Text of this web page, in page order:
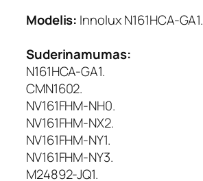
k
a
n
a
s
1
6
.
1
"
Modelis: Innolux N161HCA-GA1.
Suderinamumas:
N161HCA-GA1.
CMN1602.
NV161FHM-NH0.
NV161FHM-NX2.
NV161FHM-NY1.
NV161FHM-NY3.
M24892-JQ1.